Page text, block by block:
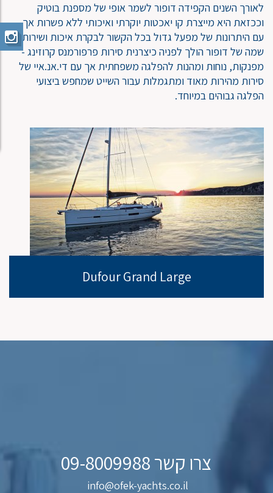
לאורך השנים הקפידה דופור לשמר אופי של מספנת בוטיק
וככזאת היא מייצרת קו יאכטות יוקרתי ואיכותי ללא פשרות אך
עם היתרונות של מפעל גדול בכל הקשור לבקרת איכות ושירות .
שמה של דופור הולך לפניה כיצרנית סירות פרפורמנס קרוזינג -
מפנקות, נוחות ומהנות להפלגה משפחתית אך עם די.אנ.איי של
סירות מהירות מאוד ומתגמלות עבור השייט שמחפש ביצועי
הפלגה גבוהים במיוחד.
Dufour Grand Large
צרו קשר 09-8009988
info@ofek-yachts.co.il